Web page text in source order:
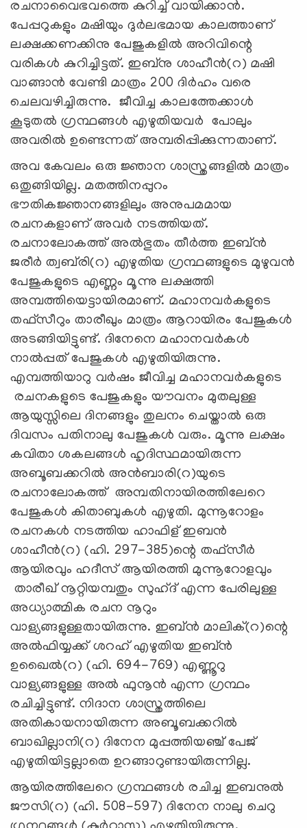
രചനാവൈഭവത്തെ കുറിച്ച് വായിക്കാൻ.
പേപ്പറുകളും മഷിയും ദുർലഭമായ കാലത്താണ്
ലക്ഷക്കണക്കിനു പേജുകളിൽ അറിവിന്റെ
വരികൾ കുറിച്ചിട്ടത്. ഇബ്നു ശാഹീൻ(റ) മഷി
വാങ്ങാൻ വേണ്ടി മാത്രം 200 ദിർഹം വരെ
ചെലവഴിച്ചിരുന്നു. ജീവിച്ച കാലത്തേക്കാൾ
കൂടുതൽ ഗ്രന്ഥങ്ങൾ എഴുതിയവർ പോലും
അവരിൽ ഉണ്ടെന്നത് അമ്പരിപ്പിക്കുന്നതാണ്.
അവ കേവലം ഒരു ജ്ഞാന ശാസ്ത്രങ്ങളിൽ മാത്രം
ഒതുങ്ങിയില്ല. മതത്തിനപ്പുറം
ഭൗതികജ്ഞാനങ്ങളിലും അനുപമമായ
രചനകളാണ് അവർ നടത്തിയത്.
രചനാലോകത്ത് അൽഭുതം തീർത്ത ഇബ്ൻ
ജരീർ ത്വബ്‌രി(റ) എഴുതിയ ഗ്രന്ഥങ്ങളുടെ മുഴുവൻ
പേജുകളുടെ എണ്ണം മൂന്നു ലക്ഷത്തി
അമ്പത്തിയെട്ടായിരമാണ്. മഹാനവർകളുടെ
തഫ്‌സീറും താരീഖും മാത്രം ആറായിരം പേജുകൾ
അടങ്ങിയിട്ടുണ്ട്. ദിനേനെ മഹാനവർകൾ
നാൽപ്പത് പേജുകൾ എഴുതിയിരുന്നു.
എമ്പത്തിയാറു വർഷം ജീവിച്ച മഹാനവർകളുടെ
രചനകളുടെ പേജുകളും യൗവനം മുതലുള്ള
ആയുസ്സിലെ ദിനങ്ങളും തുലനം ചെയ്താൽ ഒരു
ദിവസം പതിനാലു പേജുകൾ വരും. മൂന്നു ലക്ഷം
കവിതാ ശകലങ്ങൾ ഹൃദിസ്ഥമായിരുന്ന
അബൂബക്കറിൽ അൻബാരി(റ)യുടെ
രചനാലോകത്ത് അമ്പതിനായിരത്തിലേറെ
പേജുകൾ കിതാബുകൾ എഴുതി. മുന്നൂറോളം
രചനകൾ നടത്തിയ ഹാഫിള് ഇബൻ
ശാഹീൻ(റ) (ഹി. 297-385)ന്റെ തഫ്‌സീർ
ആയിരവും ഹദീസ് ആയിരത്തി മുന്നൂറോളവും
താരീഖ് നൂറ്റിയമ്പതും സുഹ്ദ് എന്ന പേരിലുള്ള
അധ്യാത്മിക രചന നൂറും
വാള്യങ്ങളുള്ളതായിരുന്നു. ഇബ്ൻ മാലിക്(റ)ന്റെ
അൽഫിയ്യക്ക് ശറഹ് എഴുതിയ ഇബ്ൻ
ഉഖൈൽ(റ) (ഹി. 694-769) എണ്ണൂറു
വാള്യങ്ങളുള്ള അൽ ഫുനൂൻ എന്ന ഗ്രന്ഥം
രചിച്ചിട്ടുണ്ട്. നിദാന ശാസ്ത്രത്തിലെ
അതികായനായിരുന്ന അബൂബക്കറിൽ
ബാഖില്ലാനി(റ) ദിനേന മുപ്പത്തിയഞ്ച് പേജ്
എഴുതിയിട്ടല്ലാതെ ഉറങ്ങാറുണ്ടായിരുന്നില്ല.
ആയിരത്തിലേറെ ഗ്രന്ഥങ്ങൾ രചിച്ച ഇബനുൽ
ജൗസി(റ) (ഹി. 508-597) ദിനേന നാലു ചെറു